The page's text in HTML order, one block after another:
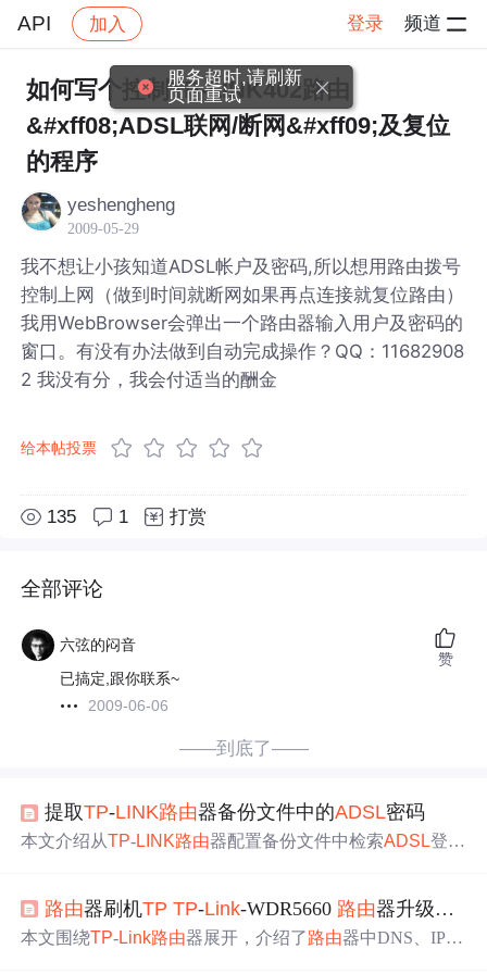
API 加入 登录 频道
社区 API 帖子详情
如何写个控制TP-LINK402路由
&#xff08;ADSL联网/断网&#xff09;及复位
的程序
yeshengheng
2009-05-29
我不想让小孩知道ADSL帐户及密码,所以想用路由拨号
控制上网（做到时间就断网如果再点连接就复位路由）
我用WebBrowser会弹出一个路由器输入用户及密码的
窗口。有没有办法做到自动完成操作？QQ：11682908
2 我没有分，我会付适当的酬金
给本帖投票
135 1 打赏
全部评论
六弦的闷音
已搞定,跟你联系~
2009-06-06
赞
——到底了——
提取TP-LINK路由器备份文件中的ADSL密码
本文介绍从TP-LINK路由器配置备份文件中检索ADSL登录
uterPassView软件使用。还提及备份文件安全保管、定期更
新路由器固件及更新后的安全检查。
路由器刷机TP TP-Link-WDR5660 路由器升级宽带速度
本文围绕TP-Link路由器展开，介绍了路由器中DNS、IP地
服务超时,请刷新
页面重试